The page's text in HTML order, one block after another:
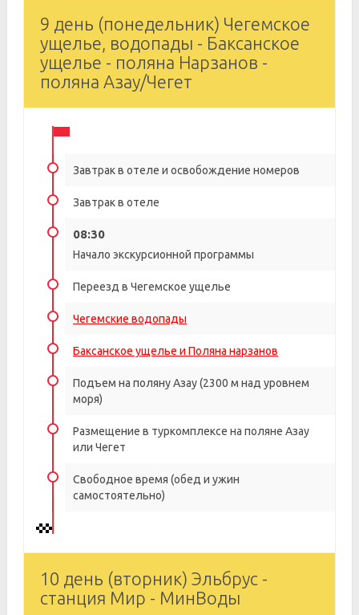
9 день (понедельник) Чегемское
ущелье, водопады - Баксанское
ущелье - поляна Нарзанов -
поляна Азау/Чегет
Завтрак в отеле и освобождение номеров
Завтрак в отеле
08:30
Начало экскурсионной программы
Переезд в Чегемское ущелье
Чегемские водопады
Баксанское ущелье и Поляна нарзанов
Подъем на поляну Азау (2300 м над уровнем
моря)
Размещение в туркомплексе на поляне Азау
или Чегет
Свободное время (обед и ужин
самостоятельно)
10 день (вторник) Эльбрус -
станция Мир - МинВоды